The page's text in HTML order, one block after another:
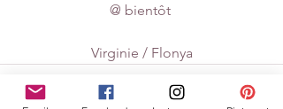
@ bientôt
Virginie / Flonya